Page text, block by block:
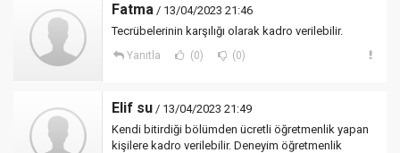
Fatma / 13/04/2023 21:46
Tecrübelerinin karşılığı olarak kadro verilebilir.
Yanıtla (0) (0)
Elif su / 13/04/2023 21:49
Kendi bitirdiği bölümden ücretli öğretmenlik yapan
kişilere kadro verilebilir. Deneyim öğretmenlik